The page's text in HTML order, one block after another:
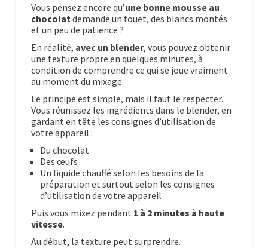
Vous pensez encore qu’une bonne mousse au
chocolat demande un fouet, des blancs montés
et un peu de patience ?
En réalité, avec un blender, vous pouvez obtenir
une texture propre en quelques minutes, à
condition de comprendre ce qui se joue vraiment
au moment du mixage.
Le principe est simple, mais il faut le respecter.
Vous réunissez les ingrédients dans le blender, en
gardant en tête les consignes d’utilisation de
votre appareil :
Du chocolat
Des œufs
Un liquide chauffé selon les besoins de la
préparation et surtout selon les consignes
d’utilisation de votre appareil
Puis vous mixez pendant 1 à 2 minutes à haute
vitesse.
Au début, la texture peut surprendre.